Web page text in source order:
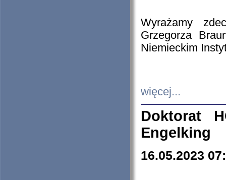
Wyrażamy
Grzegorza
Niemieckim
więcej...
Doktorat
Engelking
16.05.2023